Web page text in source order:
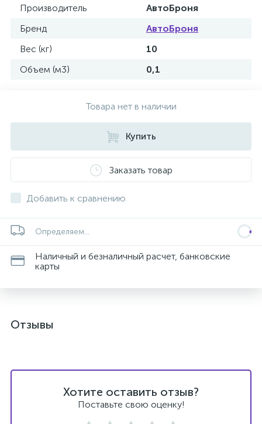
Производитель
АвтоБроня
Бренд
АвтоБроня
Вес (кг)
10
Объем (м3)
0,1
Товара нет в наличии
Купить
Заказать товар
Добавить к сравнению
Определяем...
Наличный и безналичный расчет, банковские
карты
Отзывы
Хотите оставить отзыв?
Поставьте свою оценку!